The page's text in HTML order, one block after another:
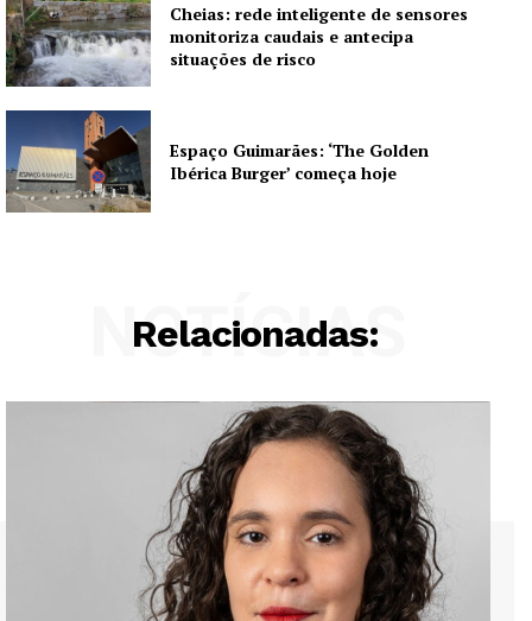
Cheias: rede inteligente de sensores
monitoriza caudais e antecipa
situações de risco
Espaço Guimarães: ‘The Golden
Ibérica Burger’ começa hoje
Relacionadas:
NOTÍCIAS